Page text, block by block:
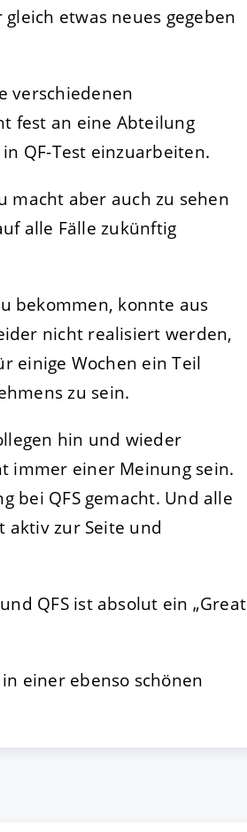
etwas neues gegeben
verschiedenen
fest an eine Abteilung
QF-Test einzuarbeiten.
macht aber auch zu sehen
alle Fälle zukünftig
bekommen, konnte aus
nicht realisiert werden,
einige Wochen ein Teil
zu sein.
hin und wieder
immer einer Meinung sein.
bei QFS gemacht. Und alle
zur Seite und
QFS ist absolut ein „Great
einer ebenso schönen